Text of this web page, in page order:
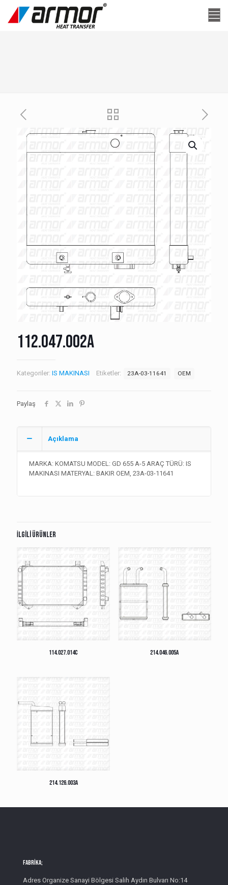
112.047.002A
Kategoriler: IS MAKINASI Etiketler: 23A-03-11641 OEM
Paylaş
Açıklama
MARKA: KOMATSU MODEL: GD 655 A-5 ARAÇ TÜRÜ: IS
MAKINASI MATERYAL: BAKIR OEM, 23A-03-11641
İlgili ürünler
114.027.014C 214.046.005A
214.126.003A
Fabrika;
Adres Organize Sanayi Bölgesi Salih Aydın Bulvarı No:14